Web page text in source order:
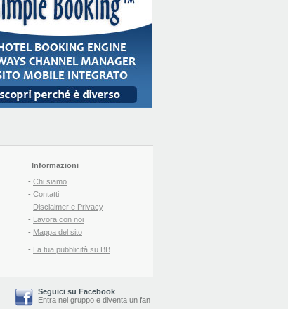
Informazioni
- Chi siamo
- Contatti
- Disclaimer e Privacy
- Lavora con noi
- Mappa del sito
- La tua pubblicità su BB
Seguici su Facebook
Entra nel gruppo e diventa un fan